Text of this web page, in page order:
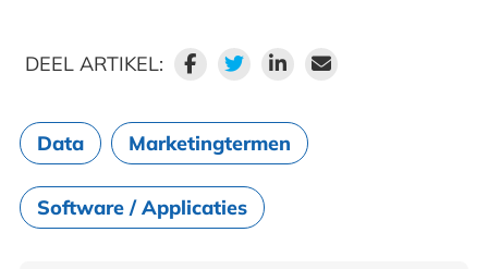
DEEL ARTIKEL:
Data Marketingtermen
Software / Applicaties